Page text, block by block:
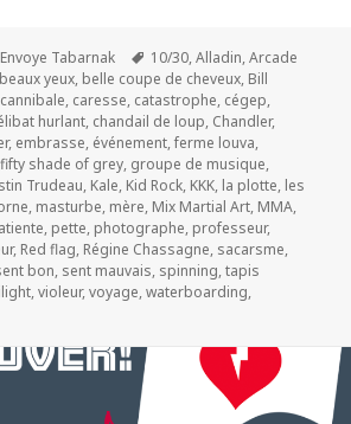
Categories
Envoye Tabarnak Tags
10/30,Alladin,Arcade
beaux yeux, belle coupe de cheveux, Bill
cannibale, caresse, catastrophe, cégep,
hurlant, chandail de loup, Chandler,
, embrasse, événement,ferme louva,
fifty shade of grey, groupe de musique,
Trudeau, Kale, Kid Rock, KKK, la plotte, les
, masturbe, mère, Mix Martial Art, MMA,
, pette, photographe, professeur,
, Red flag, Régine Chassagne, sacarsme,
bon, sent mauvais, spinning,tapis
,violeur,voyage,waterboarding,